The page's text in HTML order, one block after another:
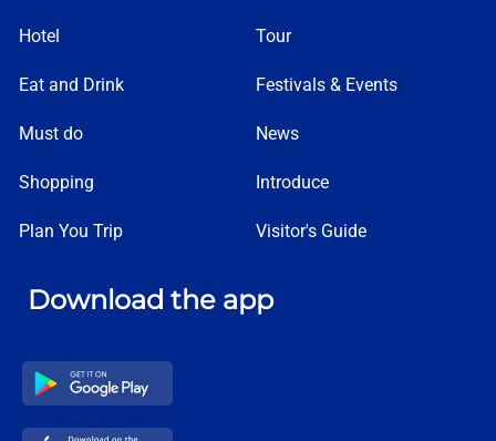
Hotel
Eat and Drink
Must do
Shopping
Plan You Trip
Tour
Festivals & Events
News
Introduce
Visitor's Guide
Download the app